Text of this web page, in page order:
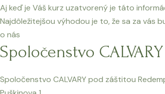
Aj keď je Váš kurz uzatvorený je táto
Najdôležitejšou výhodou je to, že sa za vás
o nás
Spoločenstvo CALVARY
Spoločenstvo CALVARY pod záštitou